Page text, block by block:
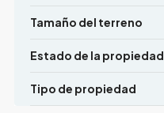
Tamaño del terreno
Estado de la propiedad
Tipo de propiedad